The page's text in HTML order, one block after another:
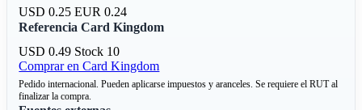
USD 0.25EUR 0.24
Referencia Card Kingdom
USD 0.49 Stock 10
Comprar en Card Kingdom
Pedido internacional. Pueden aplicarse impuestos y aranceles. Se requiere el RUT al
finalizar la compra.